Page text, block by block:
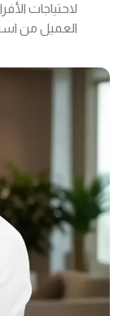
لاحتياجات
العميل من